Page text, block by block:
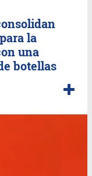
la
una
botellas